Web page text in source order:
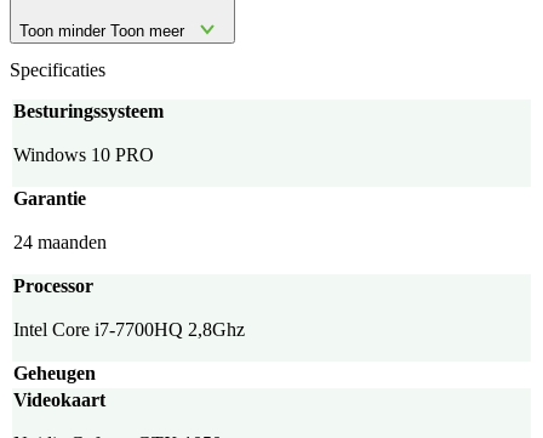
Toon minder Toon meer
Specificaties
Besturingssysteem
Windows 10 PRO
Garantie
24 maanden
Processor
Intel Core i7-7700HQ 2,8Ghz
Geheugen
Videokaart